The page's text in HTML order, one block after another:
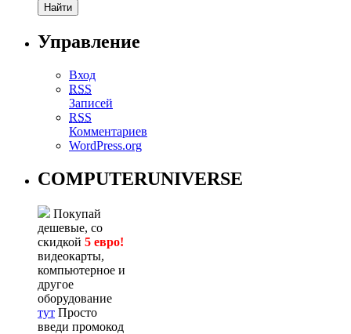
Управление
Вход
RSS
Записей
RSS
Комментариев
WordPress.org
COMPUTERUNIVERSE
Покупай
дешевые, со
скидкой 5 евро!
видеокарты,
компьютерное и
другое
оборудование
тут Просто
введи промокод